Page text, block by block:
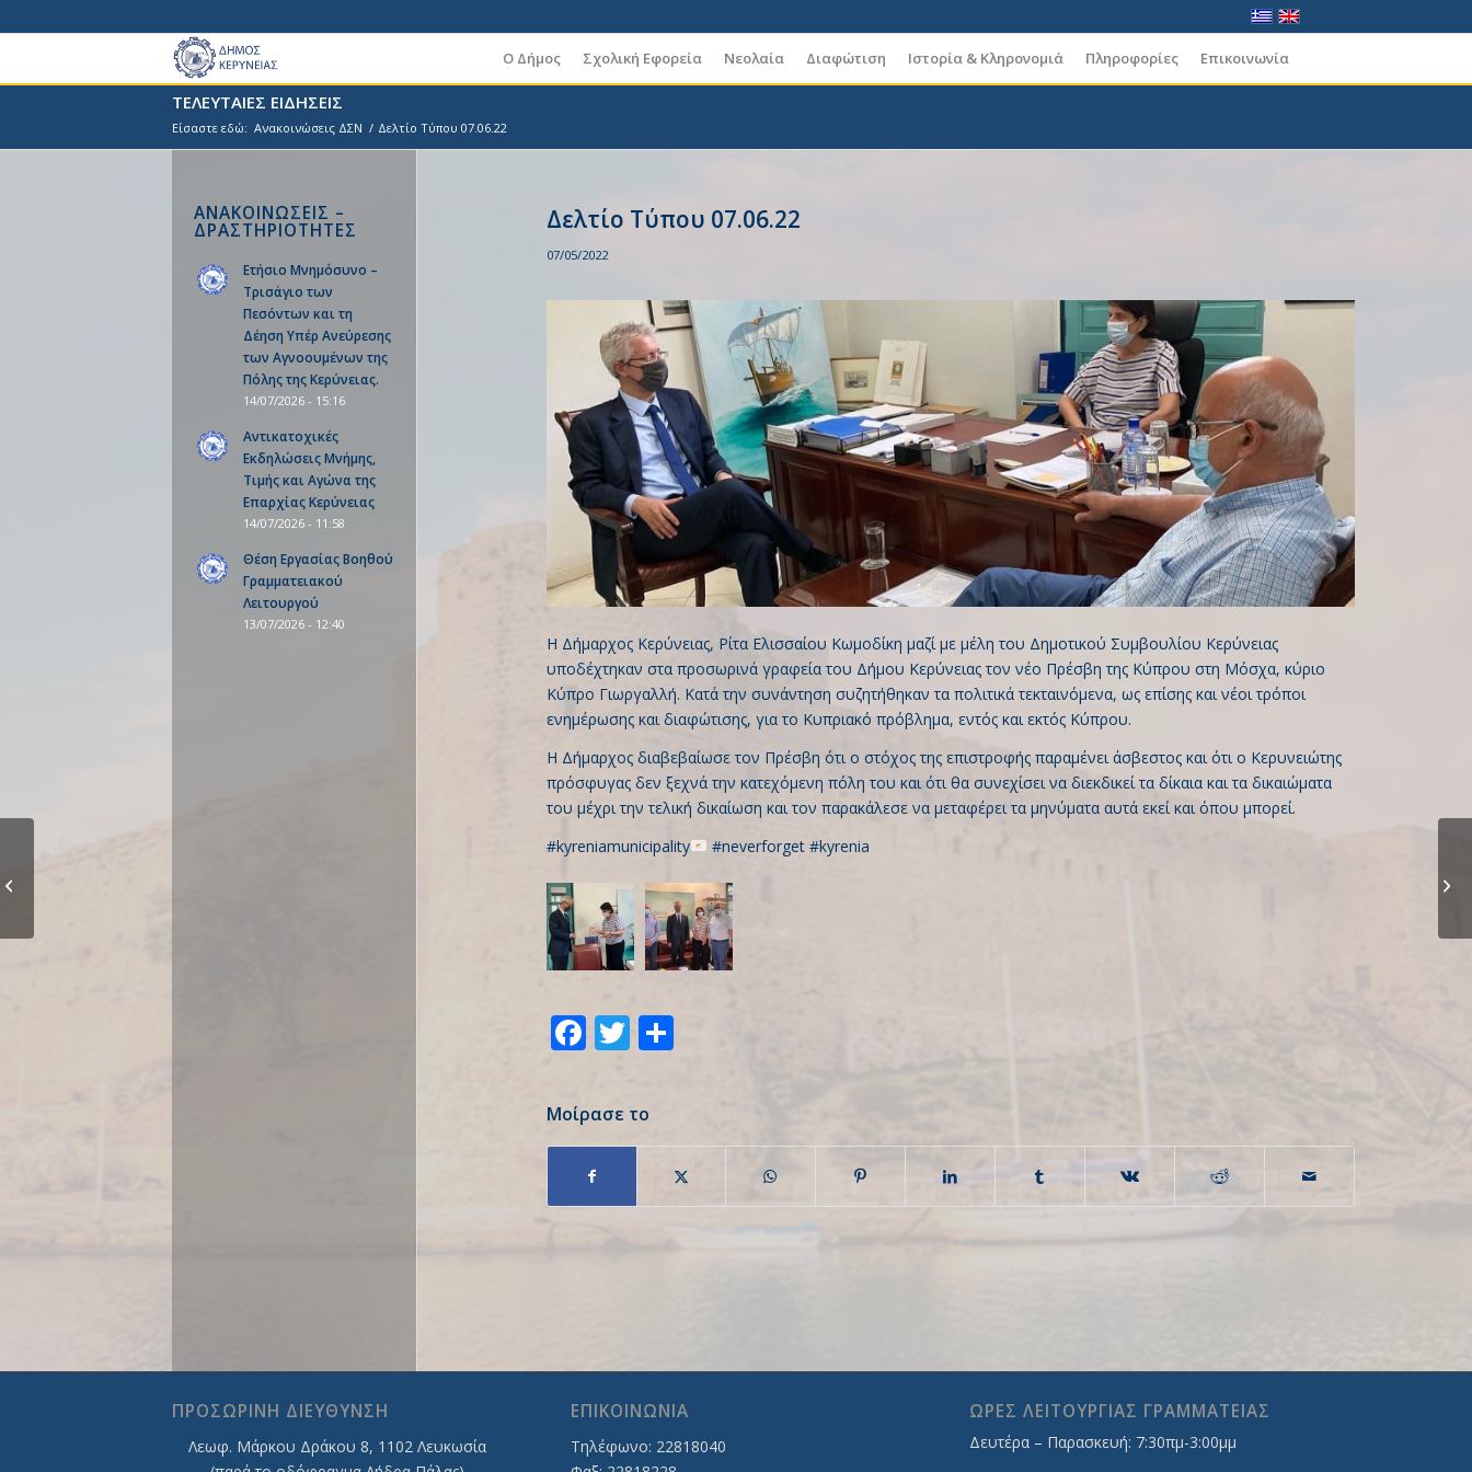
Ο Δήμος Σχολική Εφορεία Νεολαία Διαφώτιση Ιστορία & Κληρονομιά Πληροφορίες Επικοινωνία
ΤΕΛΕΥΤΑΙΕΣ ΕΙΔΗΣΕΙΣ
Είσαστε εδώ: Ανακοινώσεις ΔΣΝ / Δελτίο Τύπου 07.06.22
Δελτίο Τύπου 07.06.22
07/05/2022
H Δήμαρχος Κερύνειας, Ρίτα Ελισσαίου Κωμοδίκη μαζί με μέλη του Δημοτικού Συμβουλίου Κερύνειας
υποδέχτηκαν στα προσωρινά γραφεία του Δήμου Κερύνειας τον νέο Πρέσβη της Κύπρου στη Μόσχα, κύριο
Κύπρο Γιωργαλλή. Κατά την συνάντηση συζητήθηκαν τα πολιτικά τεκταινόμενα, ως επίσης και νέοι τρόποι
ενημέρωσης και διαφώτισης, για το Κυπριακό πρόβλημα, εντός και εκτός Κύπρου.
Η Δήμαρχος διαβεβαίωσε τον Πρέσβη ότι ο στόχος της επιστροφής παραμένει άσβεστος και ότι ο Κερυνειώτης
πρόσφυγας δεν ξεχνά την κατεχόμενη πόλη του και ότι θα συνεχίσει να διεκδικεί τα δίκαια και τα δικαιώματα
του μέχρι την τελική δικαίωση και τον παρακάλεσε να μεταφέρει τα μηνύματα αυτά εκεί και όπου μπορεί.
#kyreniamunicipality
#neverforget #kyrenia
Facebook
Twitter
Share
Μοίρασε το
ΑΝΑΚΟΙΝΩΣΕΙΣ –
ΔΡΑΣΤΗΡΙΟΤΗΤΕΣ
Ετήσιο Μνημόσυνο –
Τρισάγιο των
Πεσόντων και τη
Δέηση Υπέρ Ανεύρεσης
των Αγνοουμένων της
Πόλης της Κερύνειας.
14/07/2026 - 15:16
Αντικατοχικές
Εκδηλώσεις Μνήμης,
Τιμής και Αγώνα της
Επαρχίας Κερύνειας
14/07/2026 - 11:58
Θέση Εργασίας Βοηθού
Γραμματειακού
Λειτουργού
13/07/2026 - 12:40
ΠΡΟΣΩΡΙΝΗ ΔΙΕΥΘΥΝΣΗ
Λεωφ. Mάρκου Δράκου 8, 1102 Λευκωσία
ΕΠΙΚΟΙΝΩΝΙΑ
Τηλέφωνο: 22818040
ΩΡΕΣ ΛΕΙΤΟΥΡΓΙΑΣ ΓΡΑΜΜΑΤΕΙΑΣ
Δευτέρα – Παρασκευή: 7:30πμ-3:00μμ